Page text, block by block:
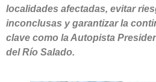
localidades afectadas, evitar
inconclusas y garantizar la
clave como la Autopista
del Río Salado.